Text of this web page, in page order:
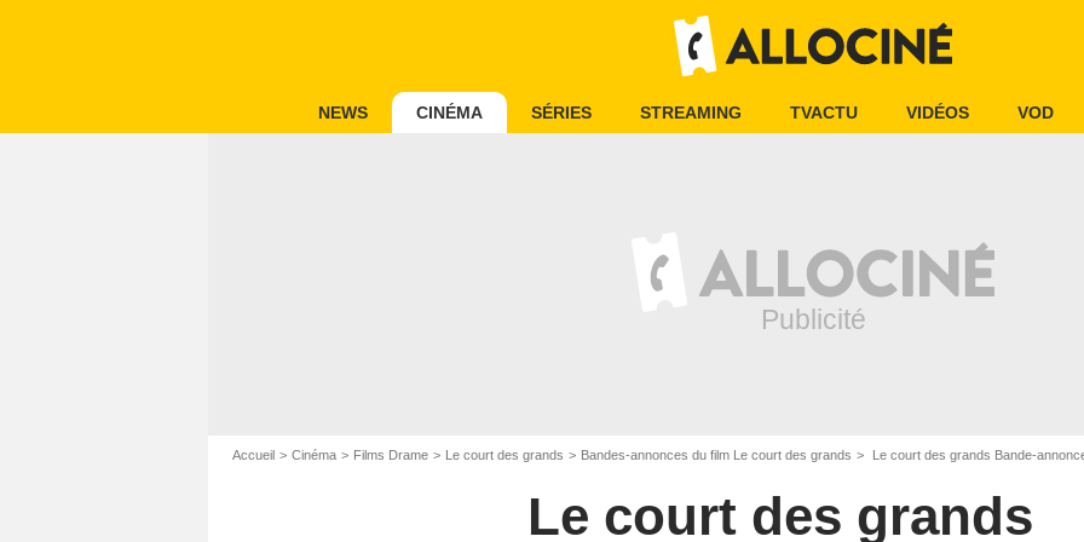
NEWS CINÉMA SÉRIES STREAMING TVACTU VIDÉOS VOD
Accueil Cinéma Films Drame Le court des grands Bandes-annonces du film Le court des grands Le court des grands Bande-
Le court des grands